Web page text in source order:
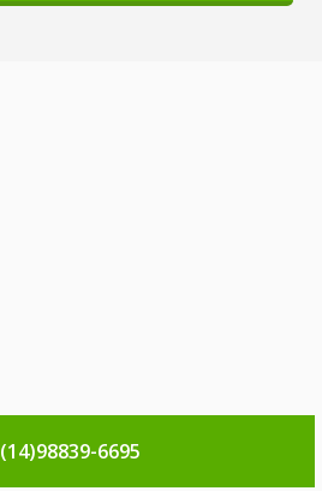
(14)98839-6695